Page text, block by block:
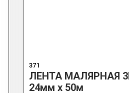
371
ЛЕНТА МАЛЯРНАЯ
24мм x 50м